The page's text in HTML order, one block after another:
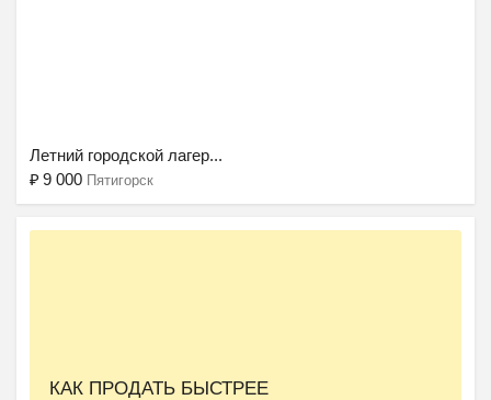
Летний городской лагер...
₽ 9 000 Пятигорск
КАК ПРОДАТЬ БЫСТРЕЕ